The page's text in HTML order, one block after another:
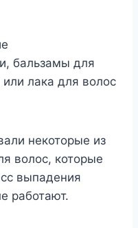
бальзамы для
лака для волос
некоторые из
волос, которые
выпадения
работают.